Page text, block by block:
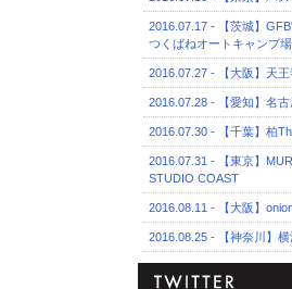
2016.07.17 - 【茨城】
つくばねオートキャンプ場
2016.07.27 - 【大阪】天
2016.07.28 - 【愛知】名
2016.07.30 - 【千葉】柏
2016.07.31 - 【東京】
STUDIO COAST
2016.08.11 - 【大阪】
2016.08.25 - 【神奈川】横